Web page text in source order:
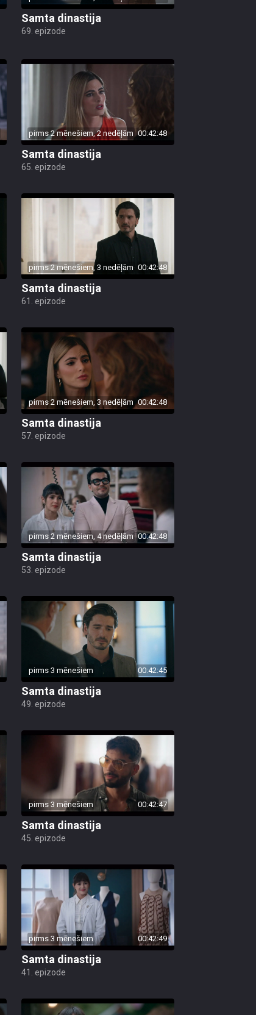
Samta dinastija
69. epizode
pirms 2 mēnešiem, 2 nedēļām 00:42:48
Samta dinastija
65. epizode
pirms 2 mēnešiem, 3 nedēļām 00:42:48
Samta dinastija
61. epizode
pirms 2 mēnešiem, 3 nedēļām 00:42:48
Samta dinastija
57. epizode
pirms 2 mēnešiem, 4 nedēļām 00:42:48
Samta dinastija
53. epizode
pirms 3 mēnešiem 00:42:45
Samta dinastija
49. epizode
pirms 3 mēnešiem 00:42:47
Samta dinastija
45. epizode
pirms 3 mēnešiem 00:42:49
Samta dinastija
41. epizode